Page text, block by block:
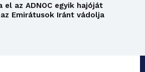
az ADNOC egyik hajóját
Emirátusok Iránt vádolja